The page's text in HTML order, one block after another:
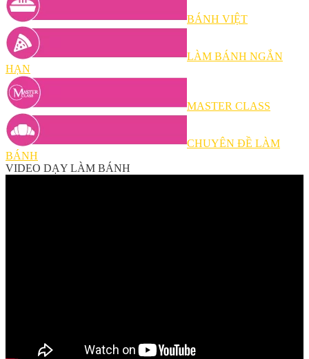
BÁNH VIỆT
LÀM BÁNH NGẮN
HẠN
MASTER CLASS
CHUYÊN ĐỀ LÀM
BÁNH
VIDEO DẠY LÀM BÁNH